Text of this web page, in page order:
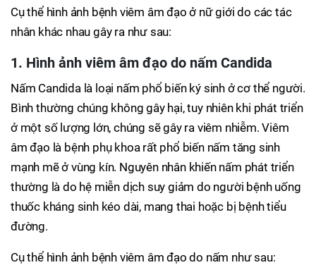
Cụ thể hình ảnh bệnh viêm âm đạo ở nữ giới do các tác
nhân khác nhau gây ra như sau:
1. Hình ảnh viêm âm đạo do nấm Candida
Nấm Candida là loại nấm phổ biến ký sinh ở cơ thể người.
Bình thường chúng không gây hại, tuy nhiên khi phát triển
ở một số lượng lớn, chúng sẽ gây ra viêm nhiễm. Viêm
âm đạo là bệnh phụ khoa rất phổ biến nấm tăng sinh
mạnh mẽ ở vùng kín. Nguyên nhân khiến nấm phát triển
thường là do hệ miễn dịch suy giảm do người bệnh uống
thuốc kháng sinh kéo dài, mang thai hoặc bị bệnh tiểu
đường.
Cụ thể hình ảnh bệnh viêm âm đạo do nấm như sau: